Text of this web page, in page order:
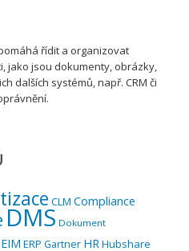
řídit a organizovat
jako jsou dokumenty, obrázky,
dalších systémů, např. CRM či
CLM Compliance
DMS Dokument
EIM ERP Gartner HR Hubshare